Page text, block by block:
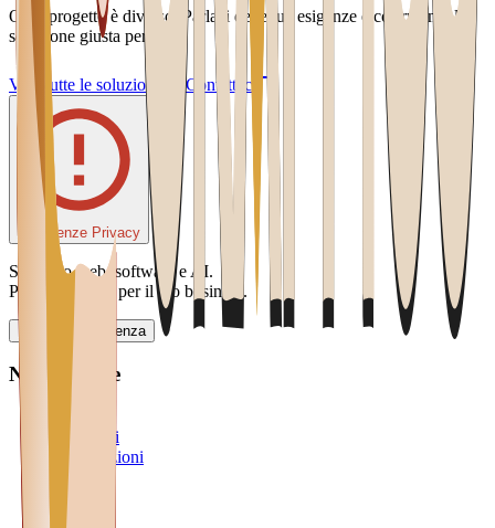
Ogni progetto è diverso. Parlaci delle tue esigenze e costruiamo la
soluzione giusta per te.
Vedi tutte le soluzioni Contattaci
Preferenze Privacy
Sviluppo web, software e AI.
Partner digitale per il tuo business.
Richiedi consulenza
Navigazione
Home
Soluzioni
Automazioni
Blog
Team
Contatti